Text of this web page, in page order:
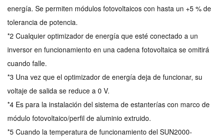
energía. Se permiten módulos fotovoltaicos con hasta un +5 % de
tolerancia de potencia.
*2 Cualquier optimizador de energía que esté conectado a un
inversor en funcionamiento en una cadena fotovoltaica se omitirá
cuando falle.
*3 Una vez que el optimizador de energía deja de funcionar, su
voltaje de salida se reduce a 0 V.
*4 Es para la instalación del sistema de estanterías con marco de
módulo fotovoltaico/perfil de aluminio extruido.
*5 Cuando la temperatura de funcionamiento del SUN2000-